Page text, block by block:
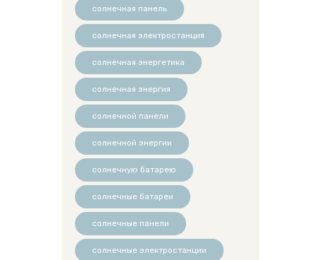
солнечная панель
солнечная электростанция
солнечная энергетика
солнечная энергия
солнечной панели
солнечной энергии
солнечную батарею
солнечные батареи
солнечные панели
солнечные электростанции